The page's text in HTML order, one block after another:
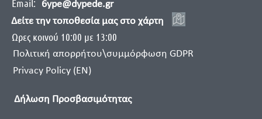
Email:
6ype@dypede.gr
Δείτε την τοποθεσία μας στο χάρτη
Ωρες κοινού 10:00 με 13:00
Πολιτική απορρήτου\συμμόρφωση GDPR
Privacy Policy (EN)
Δήλωση Προσβασιμότητας